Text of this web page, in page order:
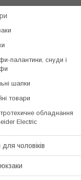
палантини, снуди і
шапки
товари
обладнання
Electric
чоловіків